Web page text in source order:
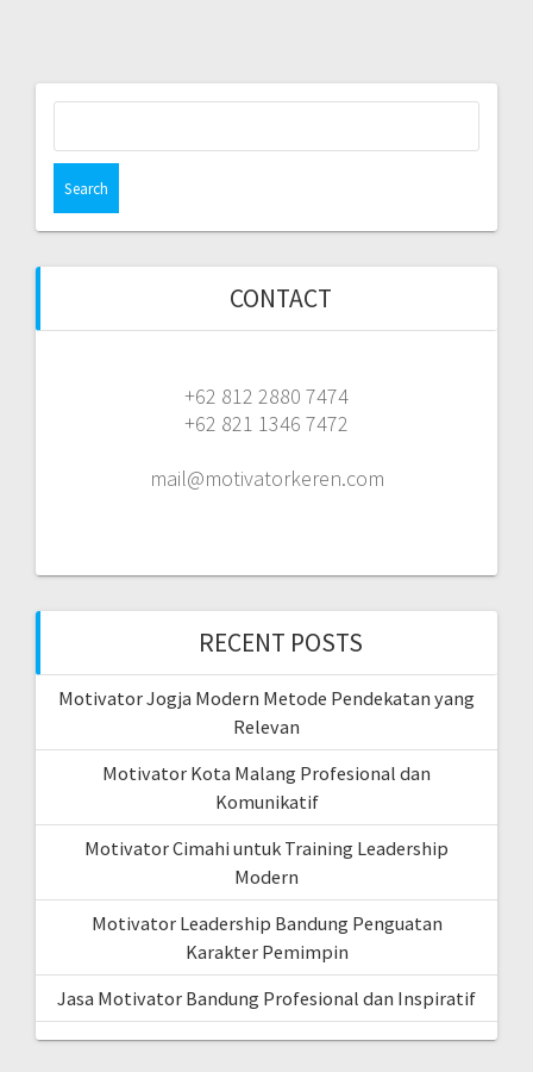
CONTACT
+62 812 2880 7474
+62 821 1346 7472
mail@motivatorkeren.com
RECENT POSTS
Motivator Jogja Modern Metode Pendekatan yang
Relevan
Motivator Kota Malang Profesional dan
Komunikatif
Motivator Cimahi untuk Training Leadership
Modern
Motivator Leadership Bandung Penguatan
Karakter Pemimpin
Jasa Motivator Bandung Profesional dan Inspiratif